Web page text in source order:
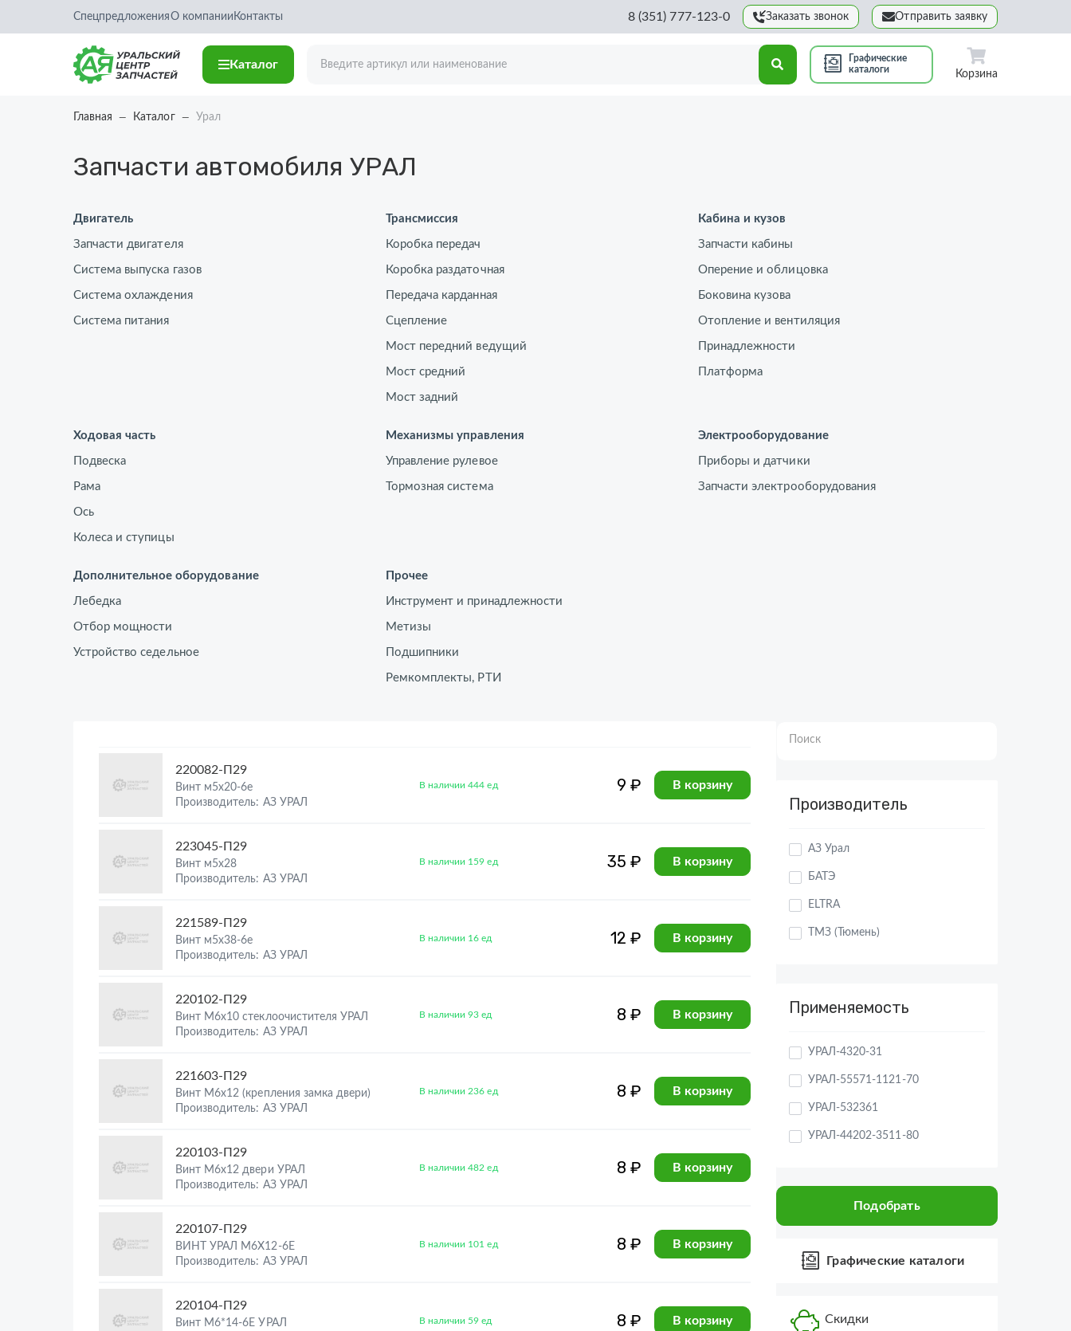
СпецпредложенияО компании Контакты 8 (351) 777-123-0 Заказать звонок Отправить заявку
Каталог
Графические
каталоги
Корзина
Главная Каталог Урал
Запчасти автомобиля УРАЛ
Двигатель
Запчасти двигателя
Система выпуска газов
Система охлаждения
Система питания
Трансмиссия
Коробка передач
Коробка раздаточная
Передача карданная
Сцепление
Мост передний ведущий
Мост средний
Мост задний
Кабина и кузов
Запчасти кабины
Оперение и облицовка
Боковина кузова
Отопление и вентиляция
Принадлежности
Платформа
Ходовая часть
Подвеска
Рама
Ось
Колеса и ступицы
Механизмы управления
Управление рулевое
Тормозная система
Электрооборудование
Приборы и датчики
Запчасти электрооборудования
Дополнительное оборудование
Лебедка
Отбор мощности
Устройство седельное
Прочее
Инструмент и принадлежности
Метизы
Подшипники
Ремкомплекты, РТИ
220082-П29
Винт м5х20-6е
Производитель: АЗ УРАЛ
В наличии 444 ед 9 ₽ В корзину
223045-П29
Винт м5х28
Производитель: АЗ УРАЛ
В наличии 159 ед 35 ₽ В корзину
221589-П29
Винт м5х38-6е
Производитель: АЗ УРАЛ
В наличии 16 ед 12 ₽ В корзину
220102-П29
Винт М6х10 стеклоочистителя УРАЛ
Производитель: АЗ УРАЛ
В наличии 93 ед 8 ₽ В корзину
221603-П29
Винт М6х12 (крепления замка двери)
Производитель: АЗ УРАЛ
В наличии 236 ед 8 ₽ В корзину
220103-П29
Винт М6х12 двери УРАЛ
Производитель: АЗ УРАЛ
В наличии 482 ед 8 ₽ В корзину
220107-П29
ВИНТ УРАЛ М6Х12-6Е
Производитель: АЗ УРАЛ
В наличии 101 ед 8 ₽ В корзину
220104-П29
Винт М6*14-6Е УРАЛ
В наличии 59 ед 8 ₽ В корзину
АЗ Урал
КЗТАА
Паневежио Аурида
TOYOPOWER
АТЭ-1
СтАТО
УРАЛ-4320-31
УРАЛ-63674
УРАЛ-6370-1151
УРАЛ-63704
20%